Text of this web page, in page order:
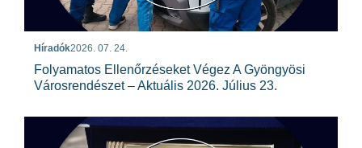
Híradók2026. 07. 24.
Folyamatos Ellenőrzéseket Végez A Gyöngyösi
Városrendészet – Aktuális 2026. Július 23.